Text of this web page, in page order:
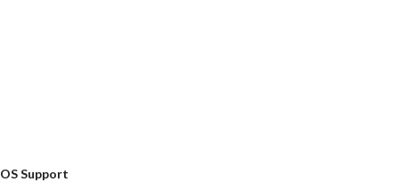
OS Support